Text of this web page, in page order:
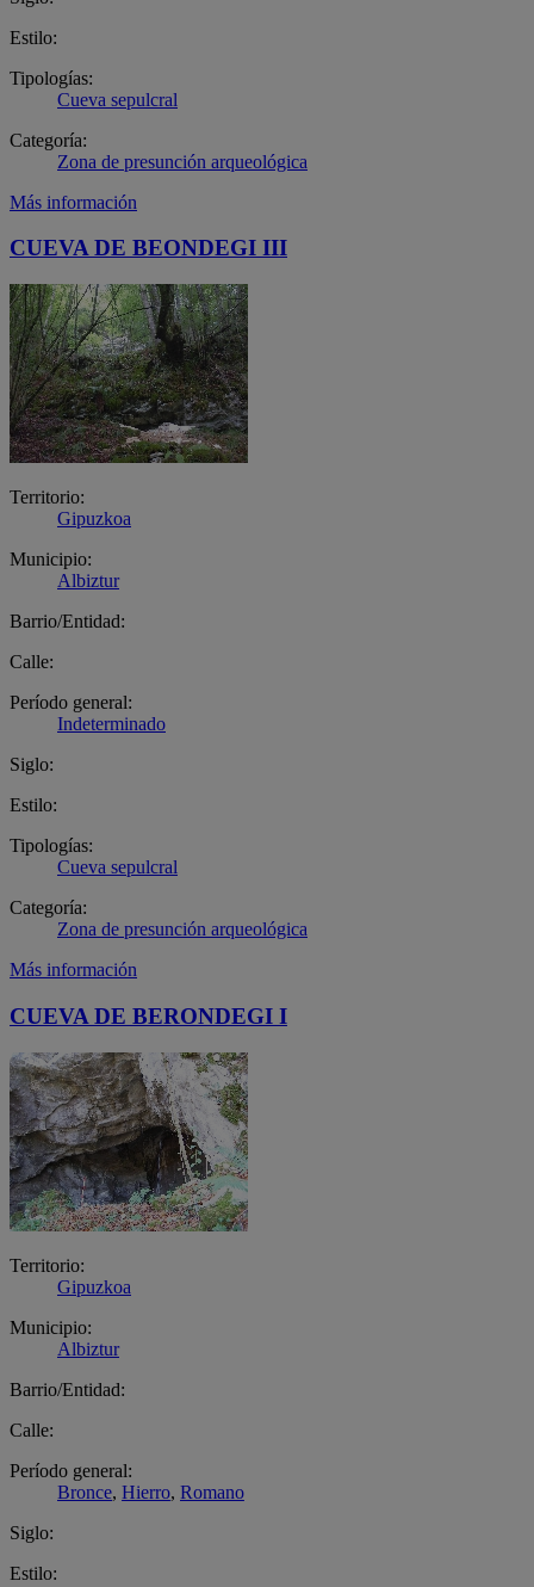
Estilo:
Tipologías:
Cueva sepulcral
Categoría:
Zona de presunción arqueológica
Más información
CUEVA DE BEONDEGI III
Territorio:
Gipuzkoa
Municipio:
Albiztur
Barrio/Entidad:
Calle:
Período general:
Indeterminado
Siglo:
Estilo:
Tipologías:
Cueva sepulcral
Categoría:
Zona de presunción arqueológica
Más información
CUEVA DE BERONDEGI I
Territorio:
Gipuzkoa
Municipio:
Albiztur
Barrio/Entidad:
Calle:
Período general:
Bronce, Hierro, Romano
Siglo:
Estilo: